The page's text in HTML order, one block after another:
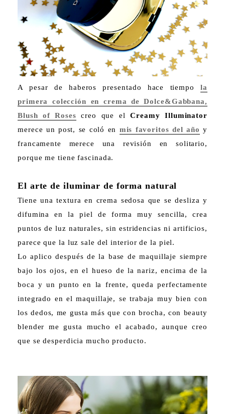
A pesar de haberos presentado hace tiempola
primera colección en crema de Dolce&Gabbana,
Blush of Roses creo que elCreamy Illuminator
merece un post, se coló en mis favoritos del año y
francamente merece una revisión en solitario,
porque me tiene fascinada.
El arte de iluminar de forma natural
Tiene una textura en crema sedosa que se desliza y
difumina en la piel de forma muy sencilla, crea
puntos de luz naturales, sin estridencias ni artificios,
parece que la luz sale del interior de la piel.
Lo aplico después de la base de maquillaje siempre
bajo los ojos, en el hueso de la nariz, encima de la
boca y un punto en la frente, queda perfectamente
integrado en el maquillaje, se trabaja muy bien con
los dedos, me gusta más que con brocha, con beauty
blender me gusta mucho el acabado, aunque creo
que se desperdicia mucho producto.